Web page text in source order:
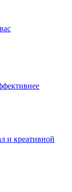
и креативной